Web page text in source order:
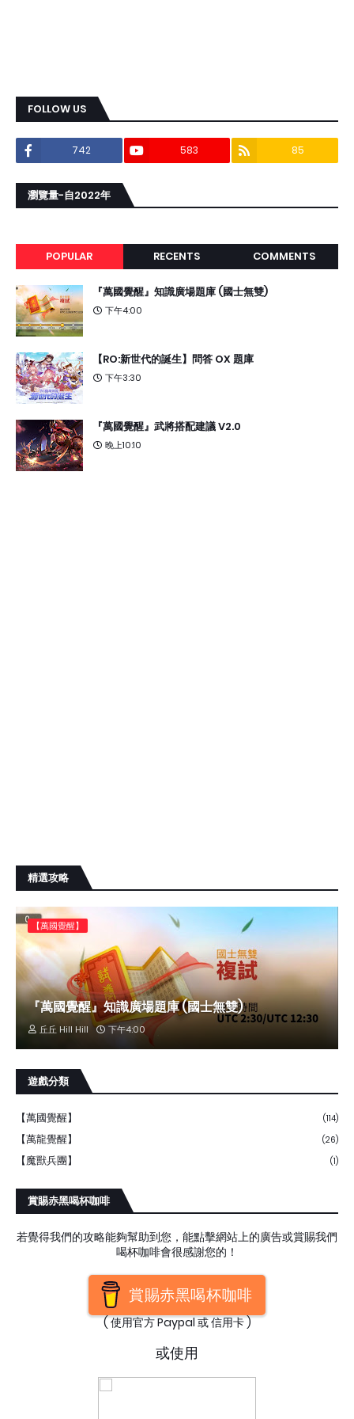
FOLLOW US
742 583 85
瀏覽量-自2022年
POPULAR RECENTS COMMENTS
『萬國覺醒』知識廣場題庫 (國士無雙)
下午4:00
【RO:新世代的誕生】問答 OX 題庫
下午3:30
『萬國覺醒』武將搭配建議 V2.0
晚上10:10
精選攻略
【萬國覺醒】
『萬國覺醒』知識廣場題庫 (國士無雙)
丘丘 Hill Hill 下午4:00
遊戲分類
【萬國覺醒】 (114)
【萬龍覺醒】 (26)
【魔獸兵團】 (1)
賞賜赤黑喝杯咖啡
若覺得我們的攻略能夠幫助到您，能點擊網站上的廣告或賞賜我們
喝杯咖啡會很感謝您的！
賞賜赤黑喝杯咖啡
( 使用官方 Paypal 或 信用卡 )
或使用